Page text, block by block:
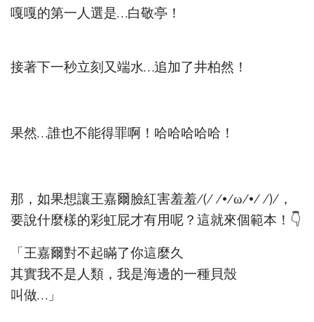
嘎嘎的第一人選是…白敬亭！
接著下一秒立刻又端水…追加了井柏然！
果然…誰也不能得罪啊！哈哈哈哈哈！
那，如果想讓王嘉爾臉紅害羞羞⁄(⁄ ⁄•⁄ω⁄•⁄ ⁄)⁄，
要說什麼樣的彩虹屁才有用呢？這就來個範本！👇
「王嘉爾對不起瞞了你這麼久
其實我不是人類，我是海邊的一種貝殼
叫做…」